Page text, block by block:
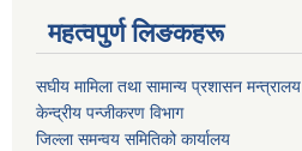
महत्वपुर्ण लिङकहरू
स‌घीय मामिला तथा सामान्य प्रशासन मन्त्रालय
केन्द्रीय पन्जीकरण विभाग
जिल्ला समन्वय समितिको कार्यालय